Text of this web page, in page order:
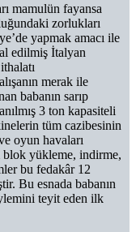
mamulün fayansa
zorlukları
yapmak amacı ile
edilmiş İtalyan
merak ile
babanın sarıp
3 ton kapasiteli
tüm cazibesinin
oyun havaları
blok yükleme, indirme,
bu fedakâr 12
Bu esnada babanın
teyit eden ilk